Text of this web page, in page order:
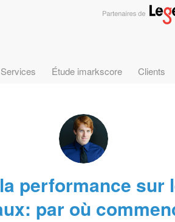
Services Étude imarkscore Clients
performance sur
par où